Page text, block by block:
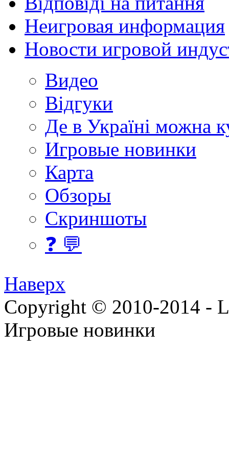
Неигровая информация
Новости игровой
Видео
Відгуки
Де в Україні можна
Игровые новинки
Карта
Обзоры
Скриншоты
❓ 💬
Наверх
Copyright © 2010-2014 -
Игровые новинки